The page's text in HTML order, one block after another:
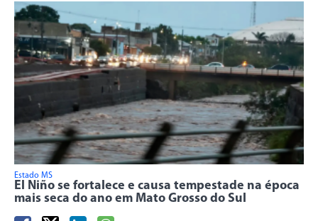
Estado MS
El Niño se fortalece e causa tempestade na época
mais seca do ano em Mato Grosso do Sul